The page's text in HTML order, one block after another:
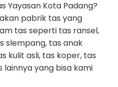
Yayasan Kota Padang?
pabrik tas yang
tas seperti tas ransel,
slempang, tas anak
kulit asli, tas koper, tas
lainnya yang bisa kami